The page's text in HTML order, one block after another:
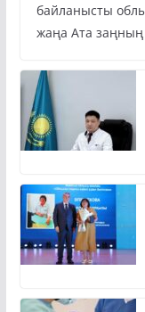
байланысты
жаңа Ата заңның